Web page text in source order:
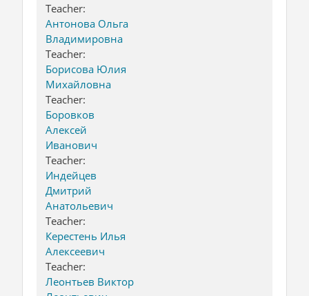
Teacher:
Антонова Ольга
Владимировна
Teacher:
Борисова Юлия
Михайловна
Teacher:
Боровков
Алексей
Иванович
Teacher:
Индейцев
Дмитрий
Анатольевич
Teacher:
Керестень Илья
Алексеевич
Teacher:
Леонтьев Виктор